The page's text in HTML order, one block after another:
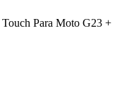
Para Moto G23 +